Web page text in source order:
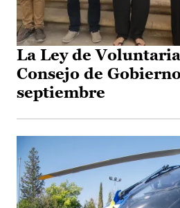
La Ley de
Consejo de
septiembre